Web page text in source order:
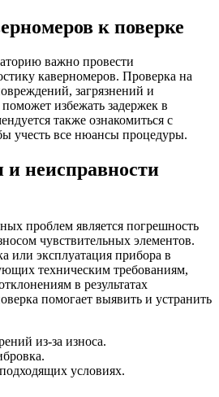
к поверке
важно провести
каверномеров. Проверка на
загрязнений и
избежать задержек в
также ознакомиться с
учесть все нюансы процедуры.
неисправности
проблем является погрешность
чувствительных элементов.
или эксплуатация прибора в
техническим требованиям,
в результатах
помогает выявить и устранить
из-за износа.
условиях.